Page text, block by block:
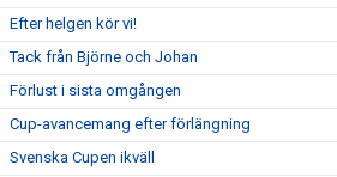
Efter helgen kör vi!
Tack från Björne och Johan
Förlust i sista omgången
Cup-avancemang efter förlängning
Svenska Cupen ikväll